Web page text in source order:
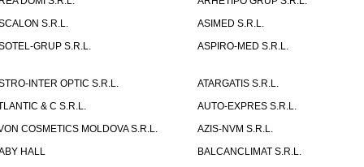
S.R.L.
ASIMED S.R.L.
GRUP S.R.L.
ASPIRO-MED S.R.L.
INTER OPTIC S.R.L.
ATARGATIS S.R.L.
& C S.R.L.
AUTO-EXPRES S.R.L.
COSMETICS MOLDOVA S.R.L.
AZIS-NVM S.R.L.
HALL
BALCANCLIMAT S.R.L.